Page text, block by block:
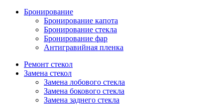
Бронирование
Бронирование капота
Бронирование стекла
Бронирование фар
Антигравийная пленка
Ремонт стекол
Замена стекол
Замена лобового стекла
Замена бокового стекла
Замена заднего стекла